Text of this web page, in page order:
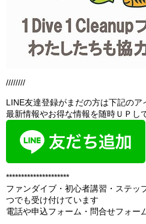
////////
LINE友達登録がまだの方は下記のア
最新情報やお得な情報を随時ＵＰし
*********************
ファンダイブ・初心者講習・ステッ
つでも受け付けています
電話や申込フォーム・問合せフォー